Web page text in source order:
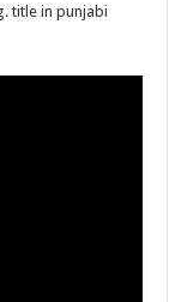
title in punjabi